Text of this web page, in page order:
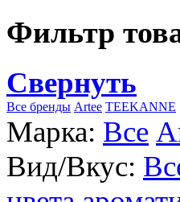
Фильтр
Свернуть
Все бренды Artee TEEKANNE
Марка: Все
Вид/Вкус: